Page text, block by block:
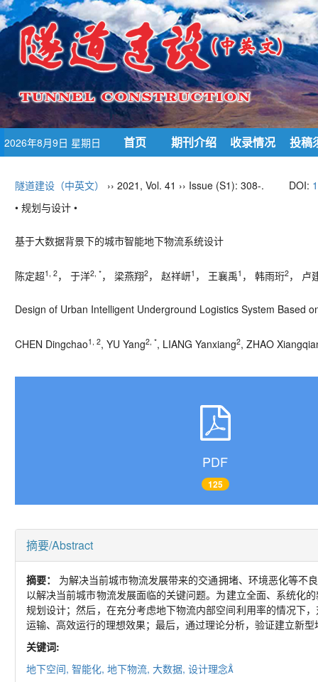
2026年8月9日 星期日 首页 期刊介绍 收录情况 投稿
隧道建设（中英文） ›› 2021, Vol. 41 ›› Issue (S1): 308-. DOI:
• 规划与设计 •
基于大数据背景下的城市智能地下物流系统设计
陈定超1, 2， 于洋2, *， 梁燕翔2， 赵祥岍1 ， 王襄禹1 ， 韩雨珩2， 卢
Design of Urban Intelligent Underground Logistics System Based
CHEN Dingchao1, 2, YU Yang2, *, LIANG Yanxiang2, ZHAO
PDF
125
摘要/Abstract
摘要： 为解决当前城市物流发展带来的交通拥堵、环境恶化等
以解决当前城市物流发展面临的关键问题。为建立全面、系统化
规划设计；然后，在充分考虑地下物流内部空间利用率的情况下
运输、高效运行的理想效果；最后，通过理论分析，验证建立新
关键词:
地下空间, 智能化, 地下物流, 大数据, 设计理念